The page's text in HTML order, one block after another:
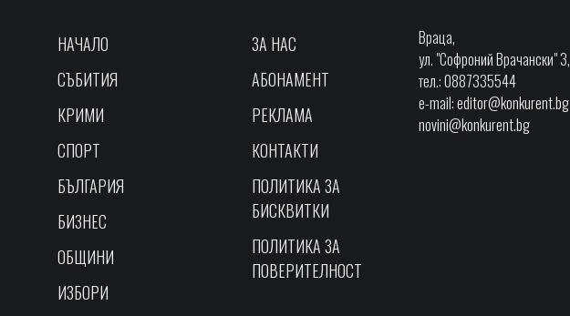
НАЧАЛО
СЪБИТИЯ
КРИМИ
СПОРТ
БЪЛГАРИЯ
БИЗНЕС
ОБЩИНИ
ИЗБОРИ
ЗА НАС
АБОНАМЕНТ
РЕКЛАМА
КОНТАКТИ
ПОЛИТИКА ЗА
БИСКВИТКИ
ПОЛИТИКА ЗА
ПОВЕРИТЕЛНОСТ
Враца,
ул. "Софроний Врачански" 3,
тел.: 0887335544
e-mail:editor@konkurent.bg
novini@konkurent.bg